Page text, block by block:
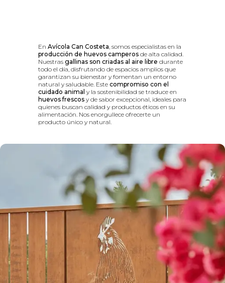
EnAvícola Can Costeta, somos especialistas en la
producción de huevos camperos de alta calidad.
Nuestras gallinas son criadas al aire libre durante
todo el día, disfrutando de espacios amplios que
garantizan su bienestar y fomentan un entorno
natural y saludable. Estecompromiso con el
cuidado animal y la sostenibilidad se traduce en
huevos frescos y de sabor excepcional, ideales para
quienes buscan calidad y productos éticos en su
alimentación. Nos enorgullece ofrecerte un
producto único y natural.